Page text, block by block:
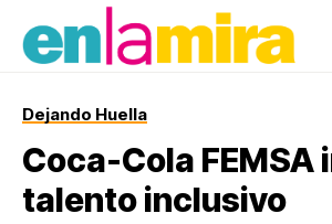
Dejando Huella
Coca-Cola FEMSA
talento inclusivo